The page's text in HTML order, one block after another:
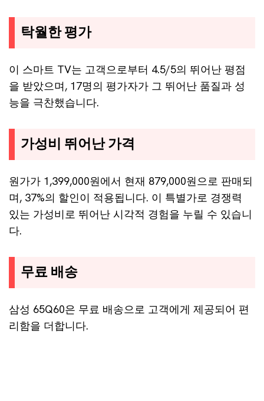
탁월한 평가
이 스마트 TV는 고객으로부터 4.5/5의 뛰어난 평점
을 받았으며, 17명의 평가자가 그 뛰어난 품질과 성
능을 극찬했습니다.
가성비 뛰어난 가격
원가가 1,399,000원에서 현재 879,000원으로 판매되
며, 37%의 할인이 적용됩니다. 이 특별가로 경쟁력
있는 가성비로 뛰어난 시각적 경험을 누릴 수 있습니
다.
무료 배송
삼성 65Q60은 무료 배송으로 고객에게 제공되어 편
리함을 더합니다.